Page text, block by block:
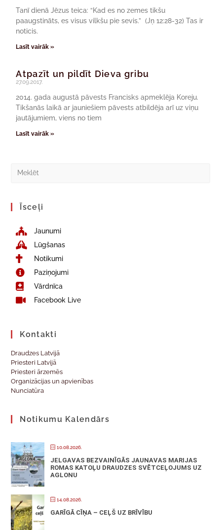
Tanī dienā Jēzus teica: “Kad es no zemes tikšu
paaugstināts, es visus vilkšu pie sevis.” (Jņ 12:28-32) Tas ir
noticis.
Lasīt vairāk »
Atpazīt un pildīt Dieva gribu
27.09.2017.
2014. gada augustā pāvests Francisks apmeklēja Koreju.
Tikšanās laikā ar jauniešiem pāvests atbildēja arī uz viņu
jautājumiem, viens no tiem
Lasīt vairāk »
Īsceļi
Jaunumi
Lūgšanas
Notikumi
Paziņojumi
Vārdnīca
Facebook Live
Kontakti
Draudzes Latvijā
Priesteri Latvijā
Priesteri ārzemēs
Organizācijas un apvienības
Nunciatūra
Notikumu Kalendārs
10.08.2026.
JELGAVAS BEZVAINĪGĀS JAUNAVAS MARIJAS
ROMAS KATOĻU DRAUDZES SVĒTCEĻOJUMS UZ
AGLONU
14.08.2026.
GARĪGĀ CĪŅA – CEĻŠ UZ BRĪVĪBU